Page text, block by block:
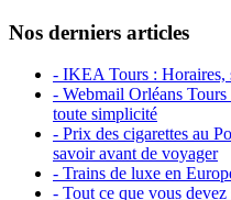
Nos derniers articles
- IKEA Tours : Horaires,
- Webmail Orléans Tours
toute simplicité
- Prix des cigarettes au
savoir avant de voyager
- Trains de luxe en
- Tout ce que vous